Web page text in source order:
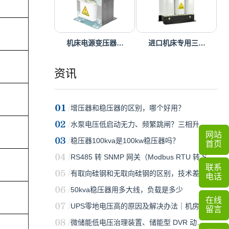
机床电源变压器… 进口机床专用三…
资讯
增压器和稳压器的区别，哪个好用？
水泵电压低启动无力、频繁跳闸？三相升…
稳压器100kva是100kw稳压器吗？
RS485 转 SNMP 网关（Modbus RTU 转 S…
有取向硅钢和无取向硅钢的区别，技术差…
50kva稳压器用多大线，负载是多少
UPS零地电压高的原因及解决办法｜机房…
微储能低电压治理装置、储能型 DVR 动…
网站
首页
联系
电话
在线
留言